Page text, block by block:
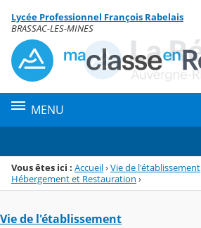
Menu de la rubrique
Contenu
Lycée Professionnel François Rabelais
BRASSAC-LES-MINES
MENU
Vous êtes ici : Accueil›Vie de l'établissement
Hébergement et Restauration ›
Vie de l'établissement